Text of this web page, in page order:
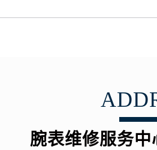
表网售后服务中心（需提前预约）
表网售后服务中心（需提前预约）
表网售后服务中心（需提前预约）
腕表网售后服务中心（需提前预约）
腕表维修服务